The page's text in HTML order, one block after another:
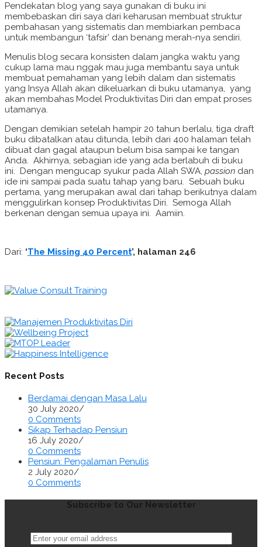
Pendekatan blog yang saya gunakan di buku ini
membebaskan diri saya dari keharusan membuat struktur
pembahasan yang sistematis dan membiarkan pembaca
untuk membangun ‘tafsir’ dan benang merah-nya sendiri.
Menulis blog secara konsisten dalam jangka waktu yang
cukup lama mau nggak mau juga membantu saya untuk
membuat pemahaman yang lebih dalam dan sistematis
yang Insya Allah akan dikeluarkan di buku utamanya, yang
akan membahas Model Produktivitas Diri dan empat proses
utamanya.
Dengan demikian setelah hampir 20 tahun berlalu, tiga draft
buku dibatalkan atau ditunda, lebih dari 400 halaman telah
dibuat dan gagal ataupun belum bisa sampai ke tangan
Anda. Akhirnya, sebagian ide yang ada berlabuh di buku
ini. Dengan mengucap syukur pada Allah SWA, passion dan
ide ini sampai pada suatu tahap yang baru. Sebuah buku
pertama, yang merupakan awal dari tahap berikutnya dalam
menggulirkan konsep Produktivitas Diri. Semoga Allah
berkenan dengan semua upaya ini. Aamiin.
Dari: ‘The Missing 40 Percent’, halaman 246
Recent Posts
Berdamai dengan Masa Lalu
30 July 2020/
0 Comments
Sikap Terhadap Pensiun
16 July 2020/
0 Comments
Pensiun: Pengalaman Penulis
2 July 2020/
0 Comments
Subscribe to Our Newsletter